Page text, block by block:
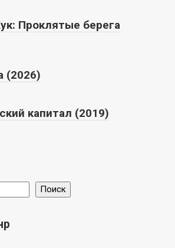
Проклятые берега
(2026)
капитал (2019)
Поиск